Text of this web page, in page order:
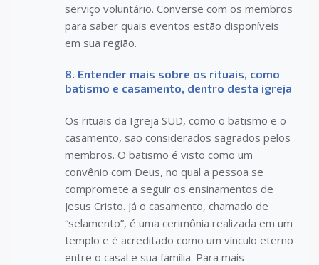
serviço voluntário. Converse com os membros
para saber quais eventos estão disponíveis
em sua região.
8. Entender mais sobre os rituais, como
batismo e casamento, dentro desta igreja
Os rituais da Igreja SUD, como o batismo e o
casamento, são considerados sagrados pelos
membros. O batismo é visto como um
convênio com Deus, no qual a pessoa se
compromete a seguir os ensinamentos de
Jesus Cristo. Já o casamento, chamado de
“selamento”, é uma cerimônia realizada em um
templo e é acreditado como um vínculo eterno
entre o casal e sua família. Para mais